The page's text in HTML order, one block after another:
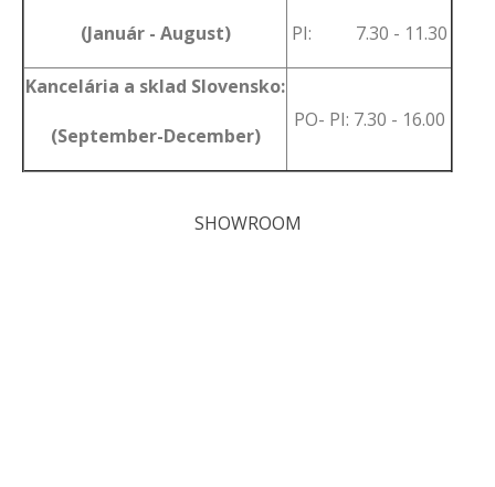
(Január - August) PI: 7.30 - 11.30
Kancelária a sklad Slovensko:
(September-December)
PO- PI: 7.30 - 16.00
SHOWROOM